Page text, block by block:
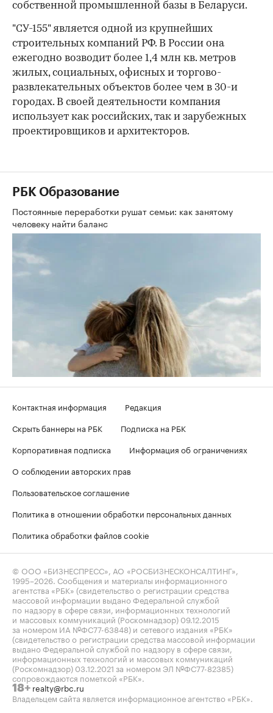
собственной промышленной базы в Беларуси.
"СУ-155" является одной из крупнейших
строительных компаний РФ. В России она
ежегодно возводит более 1,4 млн кв. метров
жилых, социальных, офисных и торгово-
развлекательных объектов более чем в 30-и
городах. В своей деятельности компания
использует как российских, так и зарубежных
проектировщиков и архитекторов.
РБК Образование
Постоянные переработки рушат семьи: как занятому
человеку найти баланс
Контактная информация
Редакция
Скрыть баннеры на РБК
Подписка на РБК
Корпоративная подписка
Информация об ограничениях
О соблюдении авторских прав
Пользовательское соглашение
Политика в отношении обработки персональных данных
Политика обработки файлов cookie
© ООО «БИЗНЕСПРЕСС», АО «РОСБИЗНЕСКОНСАЛТИНГ»,
1995–2026. Сообщения и материалы информационного
агентства «РБК» (свидетельство о регистрации средства
массовой информации выдано Федеральной службой
по надзору в сфере связи, информационных технологий
и массовых коммуникаций (Роскомнадзор) 09.12.2015
за номером ИА №ФС77-63848) и сетевого издания «РБК»
(свидетельство о регистрации средства массовой информации
выдано Федеральной службой по надзору в сфере связи,
информационных технологий и массовых коммуникаций
(Роскомнадзор) 03.12.2021 за номером ЭЛ №ФС77-82385)
сопровождаются пометкой «РБК».
18+ realty@rbc.ru
Владельцем сайта является информационное агентство «РБК».